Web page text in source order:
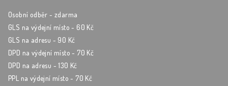
Osobní odběr - zdarma
GLS na výdejní místo - 60 Kč
GLS na adresu - 90 Kč
DPD na výdejní místo - 70 Kč
DPD na adresu - 130 Kč
PPL na výdejní místo - 70 Kč